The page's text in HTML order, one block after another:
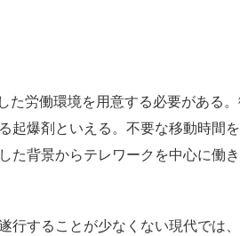
労働環境を用意する必要がある
起爆剤といえる。不要な移動時間
た背景からテレワークを中心に働
することが少なくない現代では